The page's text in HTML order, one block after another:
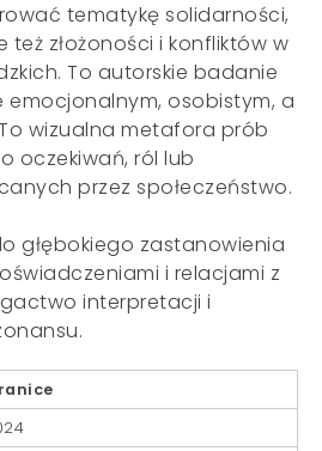
tematykę solidarności,
też złożoności i konfliktów w
To autorskie badanie
emocjonalnym, osobistym, a
wizualna metafora prób
oczekiwań, ról lub
przez społeczeństwo.
głębokiego zastanowienia
i relacjami z
interpretacji i